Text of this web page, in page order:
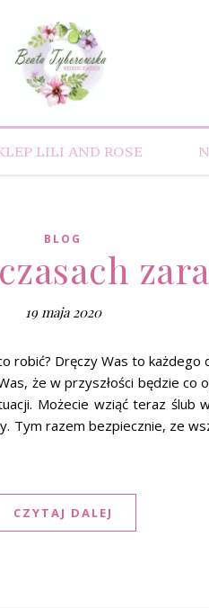
LILI AND ROSE
BLOG
19 maja 2020
robić? Dręczy Was to
że w przyszłości będzie
Możecie wziąć teraz ślub
razem bezpiecznie, ze
CZYTAJ DALEJ